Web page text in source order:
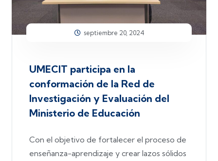
septiembre 20, 2024
UMECIT participa en la
conformación de la Red de
Investigación y Evaluación del
Ministerio de Educación
Con el objetivo de fortalecer el proceso de
enseñanza-aprendizaje y crear lazos sólidos